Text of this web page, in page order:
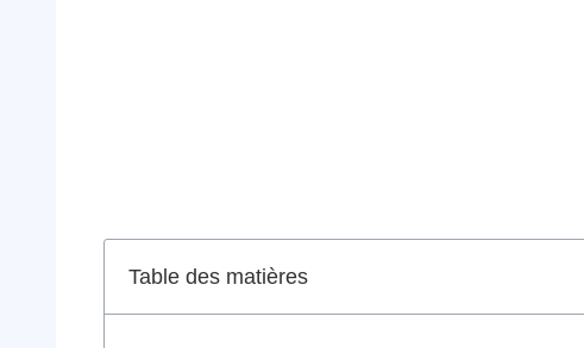
Table des matières